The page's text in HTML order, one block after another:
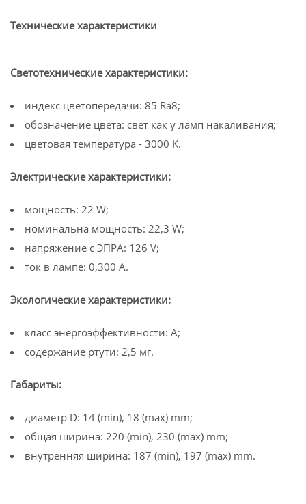
Технические характеристики
Светотехнические характеристики:
индекс цветопередачи: 85 Ra8;
обозначение цвета: свет как у ламп накаливания;
цветовая температура - 3000 K.
Электрические характеристики:
мощность: 22 W;
номинальна мощность: 22,3 W;
напряжение c ЭПРА: 126 V;
ток в лампе: 0,300 A.
Экологические характеристики:
класс энергоэффективности: A;
содержание ртути: 2,5 мг.
Габариты:
диаметр D: 14 (min), 18 (max) mm;
общая ширина: 220 (min), 230 (max) mm;
внутренняя ширина: 187 (min), 197 (max) mm.